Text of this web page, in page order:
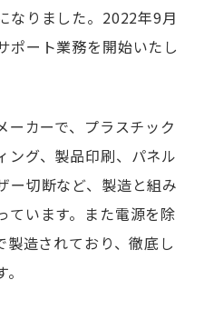
なりました。2022年9月
ポート業務を開始いたし
ーカーで、プラスチック
ング、製品印刷、パネル
ー切断など、製造と組み
ています。また電源を除
製造されており、徹底し